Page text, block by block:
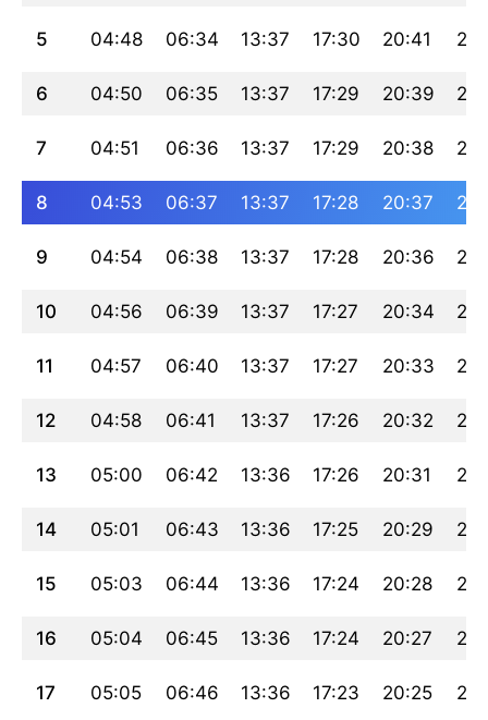
5 04:48 06:34 13:37 17:30 20:41
6 04:50 06:35 13:37 17:29 20:39
7 04:51 06:36 13:37 17:29 20:38
8 04:53 06:37 13:37 17:28 20:37
9 04:54 06:38 13:37 17:28 20:36
10 04:56 06:39 13:37 17:27 20:34
11 04:57 06:40 13:37 17:27 20:33
12 04:58 06:41 13:37 17:26 20:32
13 05:00 06:42 13:36 17:26 20:31
14 05:01 06:43 13:36 17:25 20:29
15 05:03 06:44 13:36 17:24 20:28
16 05:04 06:45 13:36 17:24 20:27
17 05:05 06:46 13:36 17:23 20:25